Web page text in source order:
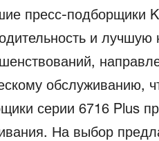
пресс-подборщики
и
обслуживанию,
серии 6716 Plus
На выбор